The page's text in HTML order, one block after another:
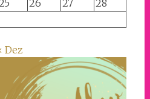
25 26 27
28
Dez